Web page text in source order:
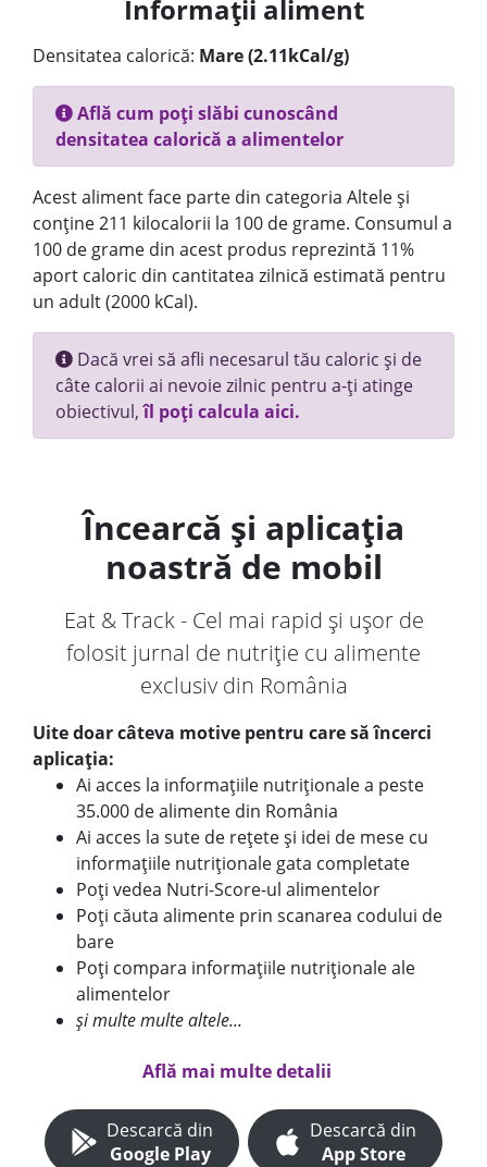
Informații aliment
Densitatea calorică: Mare (2.11kCal/g)
Află cum poți slăbi cunoscând
densitatea calorică a alimentelor
Acest aliment face parte din categoria Altele și
conține 211 kilocalorii la 100 de grame. Consumul a
100 de grame din acest produs reprezintă 11%
aport caloric din cantitatea zilnică estimată pentru
un adult (2000 kCal).
Dacă vrei să afli necesarul tău caloric și de
câte calorii ai nevoie zilnic pentru a-ți atinge
obiectivul,îl poți calcula aici.
Încearcă și aplicația
noastră de mobil
Eat & Track - Cel mai rapid și ușor de
folosit jurnal de nutriție cu alimente
exclusiv din România
Uite doar câteva motive pentru care să încerci
aplicația:
Ai acces la informațiile nutriționale a peste
35.000 de alimente din România
Ai acces la sute de rețete și idei de mese cu
informațiile nutriționale gata completate
Poți vedea Nutri-Score-ul alimentelor
Poți căuta alimente prin scanarea codului de
bare
Poți compara informațiile nutriționale ale
alimentelor
și multe multe altele...
Află mai multe detalii
Descarcă din
Google Play
Descarcă din
App Store